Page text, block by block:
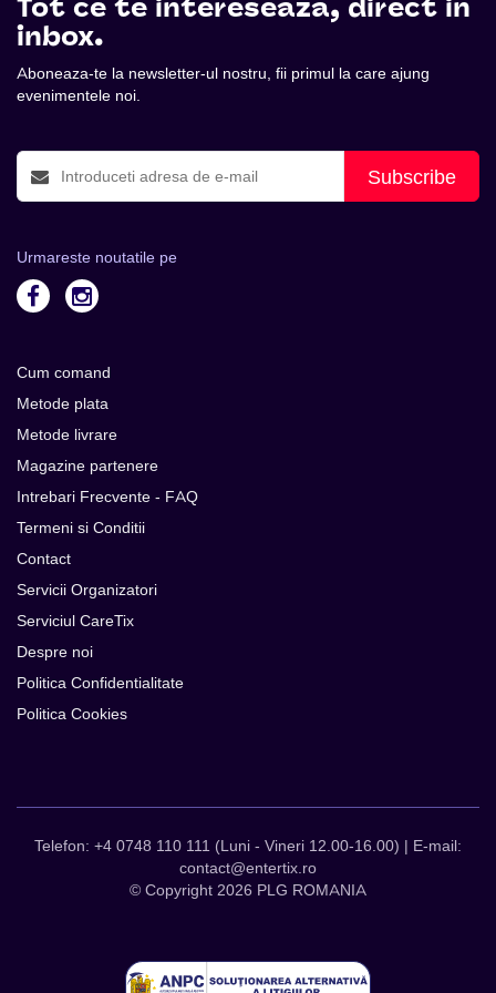
Tot ce te intereseaza, direct in
inbox.
Aboneaza-te la newsletter-ul nostru, fii primul la care ajung
evenimentele noi.
Subscribe
Urmareste noutatile pe
Cum comand
Metode plata
Metode livrare
Magazine partenere
Intrebari Frecvente - FAQ
Termeni si Conditii
Contact
Servicii Organizatori
Serviciul CareTix
Despre noi
Politica Confidentialitate
Politica Cookies
Telefon: +4 0748 110 111 (Luni - Vineri 12.00-16.00) | E-mail:
contact@entertix.ro
© Copyright 2026 PLG ROMANIA